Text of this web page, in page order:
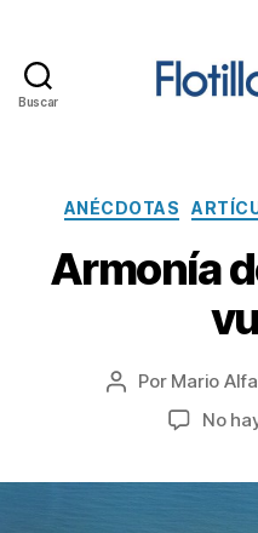
Buscar
ANÉCDOTAS
Armonía
Autor
Por Mario
No